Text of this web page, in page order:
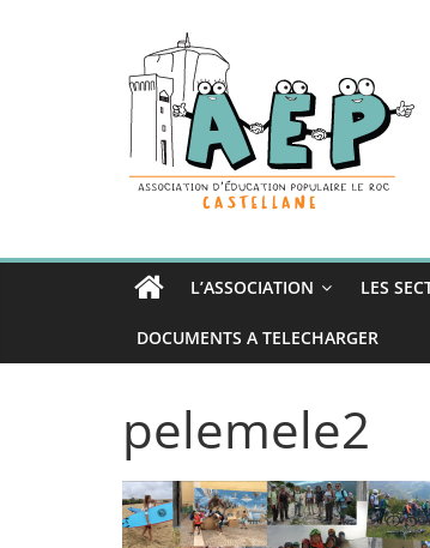
L’ASSOCIATION LES
DOCUMENTS A TELECHARGER
pelemele2